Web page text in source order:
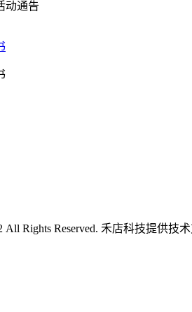
动通告
Rights Reserved. 禾店科技提供技